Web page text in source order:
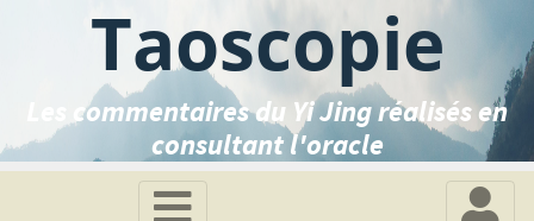
Taoscopie
Les commentaires du Yi Jing réalisés en
consultant l'oracle